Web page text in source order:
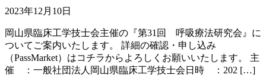
2023年12月10日
岡山県臨床工学技士会主催の『第31回 呼吸療法研究会』に
ついてご案内いたします。 詳細の確認・申し込み
（PassMarket）はコチラからよろしくお願いいたします。 主
催 ：一般社団法人岡山県臨床工学技士会日時 ：202 […]